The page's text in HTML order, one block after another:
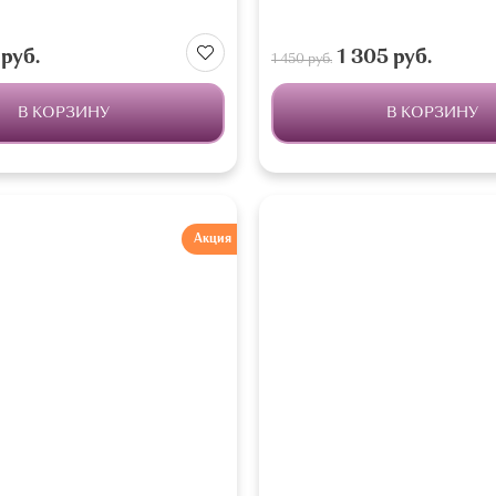
В КОРЗИНУ
1 450 руб. 1 305 руб.
В КОРЗИНУ
Акция